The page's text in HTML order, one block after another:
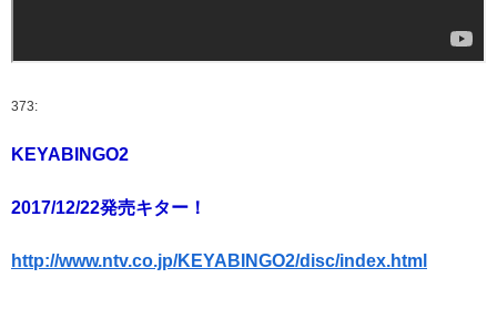
373:
KEYABINGO2
2017/12/22発売キター！
http://www.ntv.co.jp/KEYABINGO2/disc/index.html